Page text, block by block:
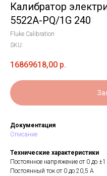
Калибратор
5522A-PQ/1G 240
Fluke Calibration
SKU:
16869618,00 р.
Документация
Описание
Технические характеристики
Постоянное напряжение от 0 до
Постоянный ток от 0 до 20,5 А